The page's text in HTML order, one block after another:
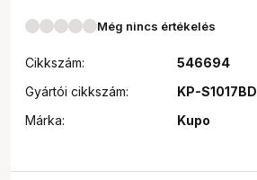
Még nincs értékelés
Cikkszám:
546694
Gyártói cikkszám:
KP-S1017BD
Márka:
Kupo